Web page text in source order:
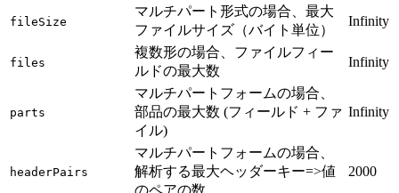
fileSize
マルチパート形式の場合、最大
ファイルサイズ（バイト単位）
Infinity
files
複数形の場合、ファイルフィー
ルドの最大数
Infinity
parts
マルチパートフォームの場合、
部品の最大数 (フィールド + ファ
イル)
Infinity
headerPairs
マルチパートフォームの場合、
解析する最大ヘッダーキー=>値
のペアの数
2000